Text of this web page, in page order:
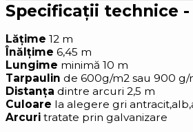
Specificații technice -
Lățime 12 m
Înălțime 6,45 m
Lungime minimă 10 m
Tarpaulin de 600g/m2 sau 900 g/
Distanța dintre arcuri 2,5 m
Culoare la alegere gri
Arcuri tratate prin galvanizare